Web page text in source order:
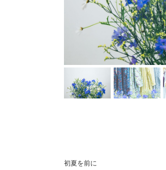
初夏を前に